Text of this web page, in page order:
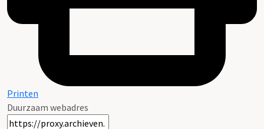
Printen
Duurzaam webadres